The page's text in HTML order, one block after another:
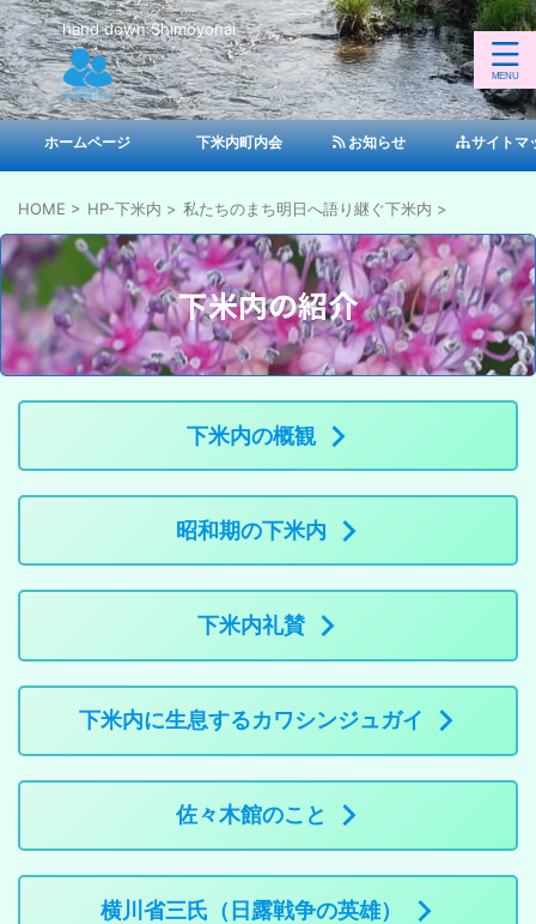
hand down Shimoyonai
ホームページ 下米内町内会 お知らせ サイトマ
HOME > HP-下米内 > 私たちのまち明日へ語り継ぐ下米内 >
下米内の紹介
下米内の概観
昭和期の下米内
下米内礼賛
下米内に生息するカワシンジュガイ
佐々木館のこと
横川省三氏（日露戦争の英雄）